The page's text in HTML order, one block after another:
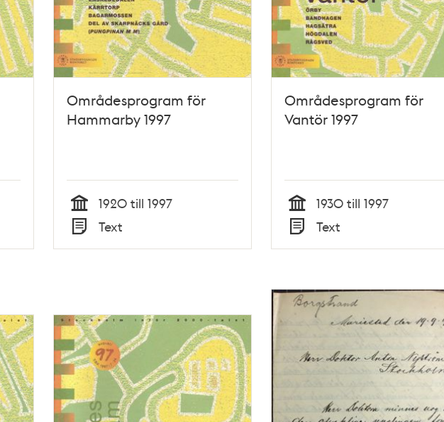
Områdesprogram för
Hammarby 1997
Tid
1920 till 1997
Text
Områdesprogram för
Vantör 1997
Tid
1930 till 1997
Text